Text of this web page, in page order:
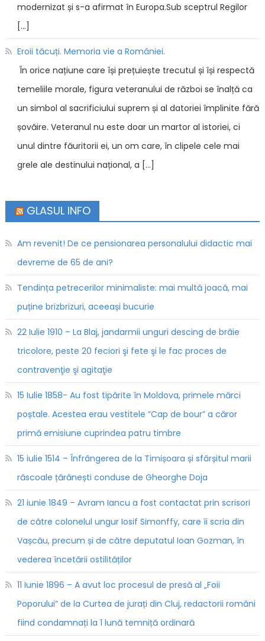
modernizat și s-a afirmat în Europa.Sub sceptrul Regilor
[…]
Eroii tăcuți. Memoria vie a României.
În orice națiune care își prețuiește trecutul și își respectă
temeliile morale, figura veteranului de război se înalță ca
un simbol al sacrificiului suprem și al datoriei împlinite fără
șovăire. Veteranul nu este doar un martor al istoriei, ci
unul dintre făuritorii ei, un om care, în clipele cele mai
grele ale destinului național, a […]
GLASUL INFO
Am revenit! De ce pensionarea personalului didactic mai
devreme de 65 de ani?
Tendința petrecerilor minimaliste: mai multă joacă, mai
puține brizbrizuri, aceeași bucurie
22 Iulie 1910 – La Blaj, jandarmii unguri descing de brâie
tricolore, peste 20 feciori şi fete şi le fac proces de
contravenţie şi agitaţie
15 Iulie 1858- Au fost tipărite în Moldova, primele mărci
poștale. Acestea erau vestitele “Cap de bour” a căror
primă emisiune cuprindea patru timbre
15 iulie 1514 – Înfrângerea de la Timișoara și sfârșitul marii
răscoale țărănești conduse de Gheorghe Doja
21 iunie 1849 – Avram Iancu a fost contactat prin scrisori
de către colonelul ungur Iosif Simonffy, care îi scria din
Vașcău, precum și de către deputatul Ioan Gozman, în
vederea încetării ostilităților
11 Iunie 1896 – A avut loc procesul de presă al „Foii
Poporului” de la Curtea de jurați din Cluj, redactorii români
fiind condamnați la 1 lună temniță ordinară